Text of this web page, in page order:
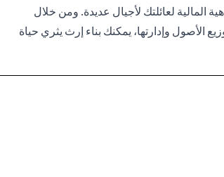
المالية لعائلتك لأجيال عديدة. ومن خلال
الأصول وإدارتها، يمكنك بناء إرث يثري حياة